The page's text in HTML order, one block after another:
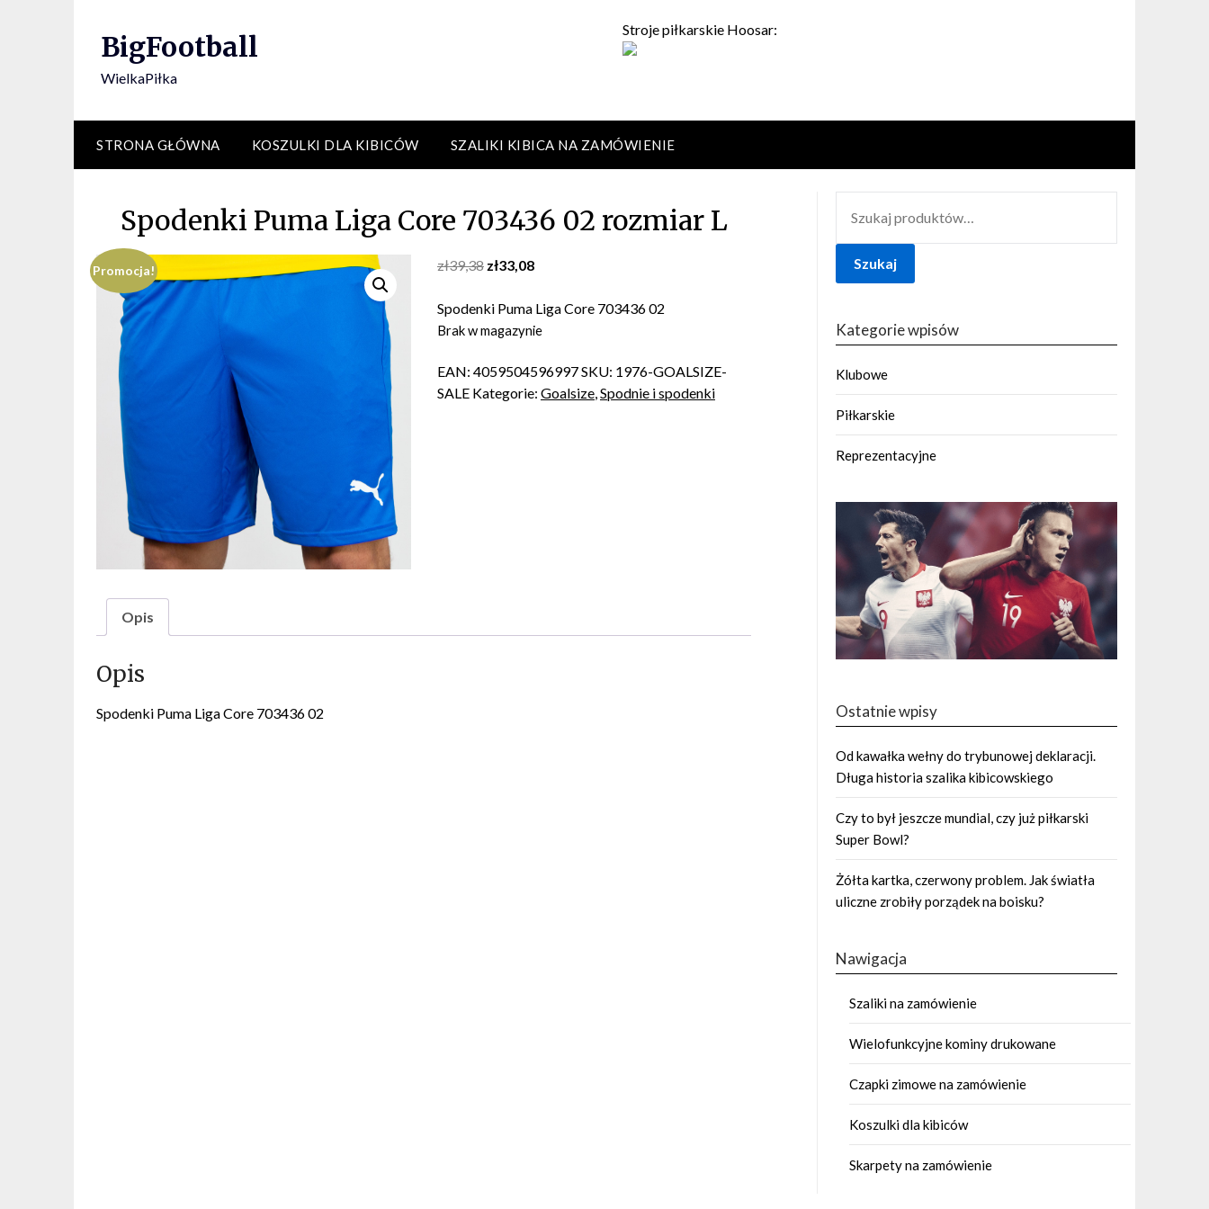
BigFootball
WielkaPiłka
Stroje piłkarskie Hoosar:
STRONA GŁÓWNA KOSZULKI DLA KIBICÓW SZALIKI KIBICA NA ZAMÓWIENIE
Spodenki Puma Liga Core 703436 02 rozmiar L
Promocja! zł39,38 Original
was:
zł39,38.
zł33,08Current
is:
zł33,08.
Spodenki Puma Liga Core 703436 02
Brak w magazynie
EAN: 4059504596997SKU: 1976-GOALSIZE-
SALE Kategorie: Goalsize,Spodnie i spodenki
Opis
Opis
Spodenki Puma Liga Core 703436 02
Szukaj
Kategorie wpisów
Klubowe
Piłkarskie
Reprezentacyjne
Ostatnie wpisy
Od kawałka wełny do trybunowej deklaracji.
Długa historia szalika kibicowskiego
Czy to był jeszcze mundial, czy już piłkarski
Super Bowl?
Żółta kartka, czerwony problem. Jak światła
uliczne zrobiły porządek na boisku?
Nawigacja
Szaliki na zamówienie
Wielofunkcyjne kominy drukowane
Czapki zimowe na zamówienie
Koszulki dla kibiców
Skarpety na zamówienie